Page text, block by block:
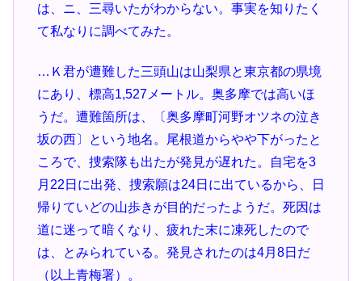
は、ニ、三尋いたがわからない。事実を知りたく
て私なりに調べてみた。
…Ｋ君が遭難した三頭山は山梨県と東京都の県境
にあり、標高1,527メートル。奥多摩では高いほ
うだ。遭難箇所は、〔奥多摩町河野オツネの泣き
坂の西〕という地名。尾根道からやや下がったと
ころで、捜索隊も出たが発見が遅れた。自宅を3
月22日に出発、捜索願は24日に出ているから、日
帰りていどの山歩きが目的だったようだ。死因は
道に迷って暗くなり、疲れた末に凍死したので
は、とみられている。発見されたのは4月8日だ
（以上青梅署）。